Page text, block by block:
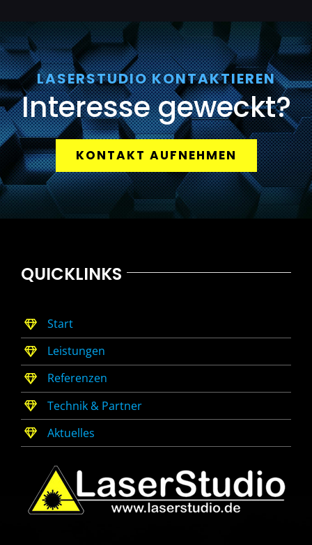
LASERSTUDIO KONTAKTIEREN
Interesse geweckt?
KONTAKT AUFNEHMEN
QUICKLINKS
Start
Leistungen
Referenzen
Technik & Partner
Aktuelles